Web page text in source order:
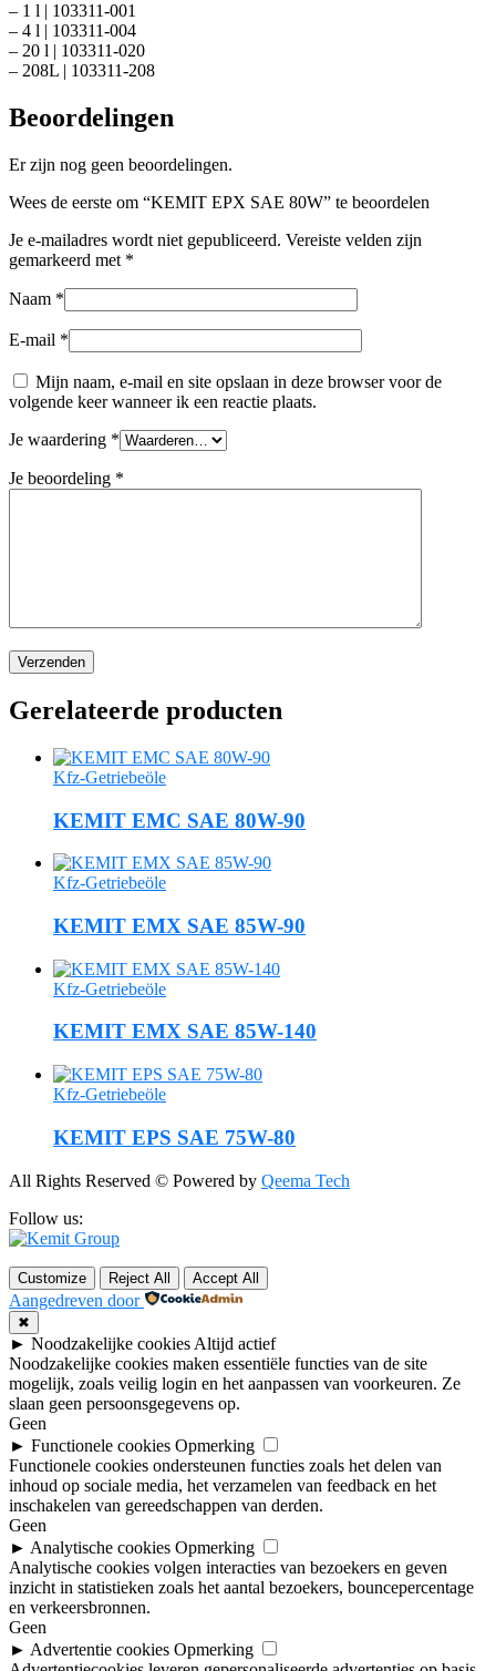
– 1 l | 103311-001
– 4 l | 103311-004
– 20 l | 103311-020
– 208L | 103311-208
Beoordelingen
Er zijn nog geen beoordelingen.
Wees de eerste om “KEMIT EPX SAE 80W” te beoordelen
Je e-mailadres wordt niet gepubliceerd. Vereiste velden zijn
gemarkeerd met *
Naam *
E-mail *
Mijn naam, e-mail en site opslaan in deze browser voor de
volgende keer wanneer ik een reactie plaats.
Je waardering *
Je beoordeling *
Gerelateerde producten
Kfz-Getriebeöle
KEMIT EMC SAE 80W-90
Kfz-Getriebeöle
KEMIT EMX SAE 85W-90
Kfz-Getriebeöle
KEMIT EMX SAE 85W-140
Kfz-Getriebeöle
KEMIT EPS SAE 75W-80
All Rights Reserved © Powered by Qeema Tech
Follow us:
Customize Reject All Accept All
Aangedreven door
✖
► Noodzakelijke cookies Altijd actief
Noodzakelijke cookies maken essentiële functies van de site
mogelijk, zoals veilig login en het aanpassen van voorkeuren. Ze
slaan geen persoonsgegevens op.
Geen
► Functionele cookies Opmerking
Functionele cookies ondersteunen functies zoals het delen van
inhoud op sociale media, het verzamelen van feedback en het
inschakelen van gereedschappen van derden.
Geen
► Analytische cookies Opmerking
Analytische cookies volgen interacties van bezoekers en geven
inzicht in statistieken zoals het aantal bezoekers, bouncepercentage
en verkeersbronnen.
Geen
► Advertentie cookies Opmerking